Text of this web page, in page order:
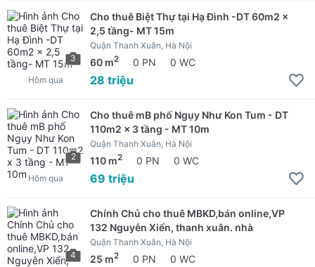
3
Cho thuê Biệt Thự tại Hạ Đình -DT 60m2 x
2,5 tầng- MT 15m
Quận Thanh Xuân, Hà Nội
60 m2 0 PN 0 WC
28 triệu
Hôm qua
2
Cho thuê mB phố Ngụy Như Kon Tum - DT
110m2 x 3 tầng - MT 10m
Quận Thanh Xuân, Hà Nội
110 m2 0 PN 0 WC
69 triệu
Hôm qua
4
Chính Chủ cho thuê MBKD,bán online,VP
132 Nguyễn Xiển, thanh xuân. nhà
Quận Thanh Xuân, Hà Nội
25 m2 0 PN 0 WC